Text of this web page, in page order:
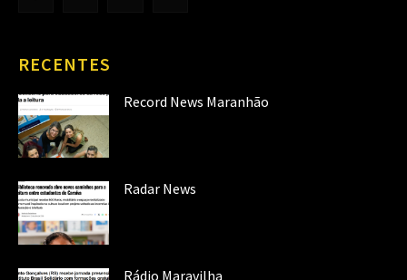
RECENTES
Record News Maranhão
Radar News
Rádio Maravilha